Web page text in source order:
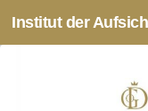
Zum Inhalt springen
Institut der